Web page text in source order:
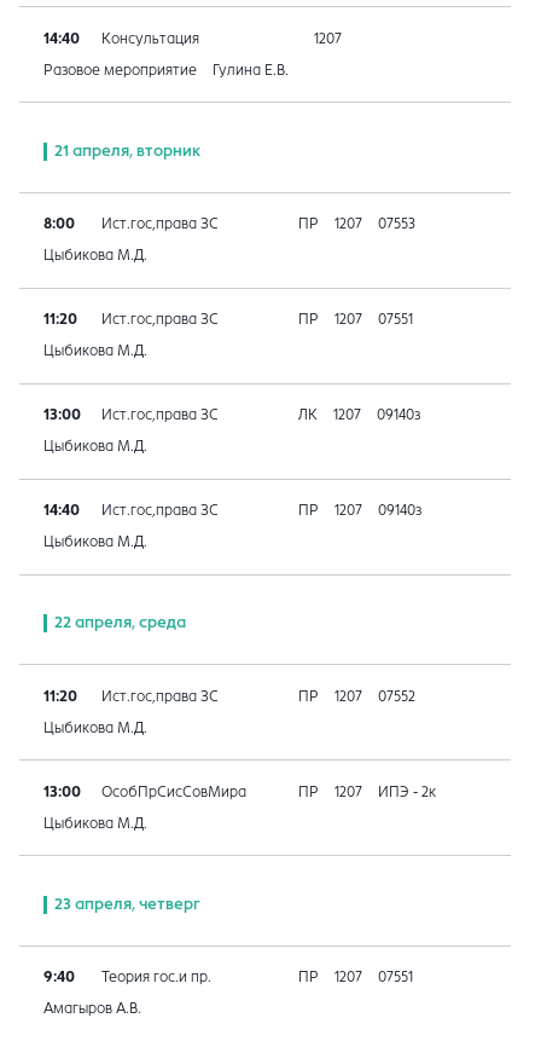
14:40 Консультация 1207
Разовое мероприятие Гулина Е.В.
21 апреля, вторник
8:00 Ист.гос,права ЗС ПР 1207 07553
Цыбикова М.Д.
11:20 Ист.гос,права ЗС ПР 1207 07551
Цыбикова М.Д.
13:00 Ист.гос,права ЗС ЛК 1207 09140з
Цыбикова М.Д.
14:40 Ист.гос,права ЗС ПР 1207 09140з
Цыбикова М.Д.
22 апреля, среда
11:20 Ист.гос,права ЗС ПР 1207 07552
Цыбикова М.Д.
13:00 ОсобПрСисСовМира ПР 1207 ИПЭ - 2к
Цыбикова М.Д.
23 апреля, четверг
9:40 Теория гос.и пр. ПР 1207 07551
Амагыров А.В.